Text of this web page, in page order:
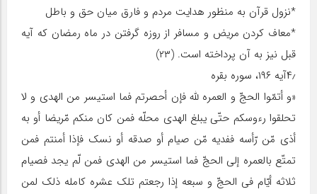
*نزول قرآن به منظور هدایت مردم و فارق میان حق و باطل
*معاف کردن مریض و مسافر از روزه گرفتن در ماه رمضان که آیه
قبل نیز به آن پرداخته است. (۲۳)
۴٫آیه ۱۹۶، سوره بقره
«و أتمّوا الحجّ و العمره للّه فإن أحصرتم فما استیسر من الهدی و لا
تحلقوا رءوسکم حتّی یبلغ الهدی محلّه فمن کان منکم مّریضا أو به
أذی مّن رّأسه ففدیه مّن صیام أو صدقه أو نسک فإذا أمنتم فمن
تمتّع بالعمره إلی الحجّ فما استیسر من الهدی فمن لّم یجد فصیام
ثلاثه أیّام فی الحجّ و سبعه إذا رجعتم تلک عشره کامله ذلک لمن